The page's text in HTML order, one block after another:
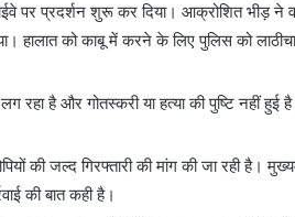
प्रदर्शन शुरू कर दिया। आक्रोशित भीड़ ने
हालात को काबू में करने के लिए पुलिस को
है और गोतस्करी या हत्या की पुष्टि नहीं हुई
की जल्द गिरफ्तारी की मांग की जा रही है।
की बात कही है।